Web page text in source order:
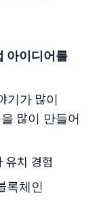
아이디어를
기가 많이
많이 만들어
유치 경험
록체인